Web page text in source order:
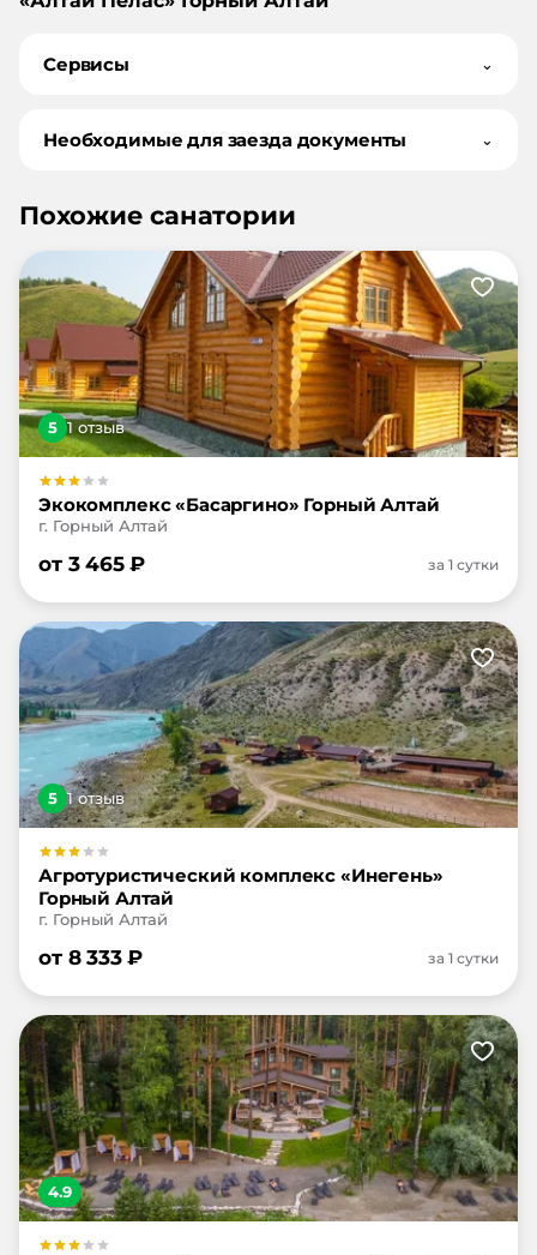
Сервисы ⌄
Необходимые для заезда документы ⌄
Похожие санатории
5 1отзыв
Экокомплекс «Басаргино» Горный Алтай
г. Горный Алтай
от 3 465₽ за 1 сутки
5 1отзыв
Агротуристический комплекс «Инегень»
Горный Алтай
г. Горный Алтай
от 8 333₽ за 1 сутки
4.9